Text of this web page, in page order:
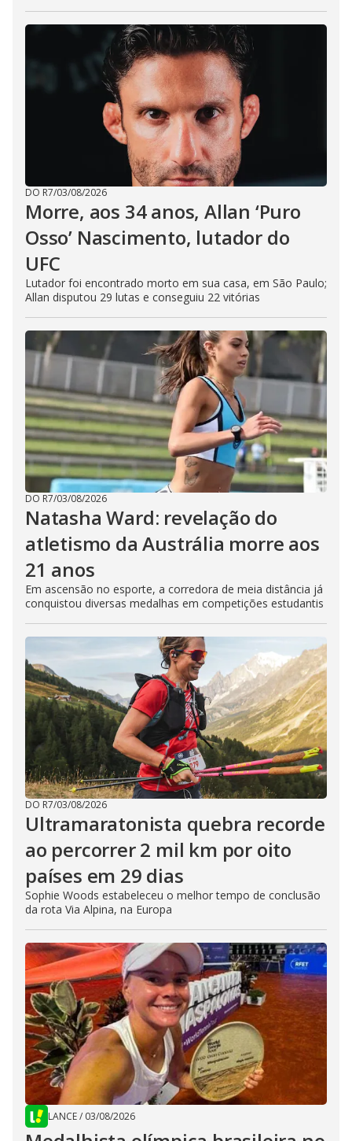
DO R7/03/08/2026
Morre, aos 34 anos, Allan ‘Puro
Osso’ Nascimento, lutador do
UFC
Lutador foi encontrado morto em sua casa, em São Paulo;
Allan disputou 29 lutas e conseguiu 22 vitórias
DO R7/03/08/2026
Natasha Ward: revelação do
atletismo da Austrália morre aos
21 anos
Em ascensão no esporte, a corredora de meia distância já
conquistou diversas medalhas em competições estudantis
DO R7/03/08/2026
Ultramaratonista quebra recorde
ao percorrer 2 mil km por oito
países em 29 dias
Sophie Woods estabeleceu o melhor tempo de conclusão
da rota Via Alpina, na Europa
LANCE/ 03/08/2026